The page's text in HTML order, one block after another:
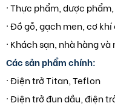
· Thực phẩm, dược
· Đồ gỗ, gạch men, cơ
· Khách sạn, nhà hàng
Các sản phẩm chính:
· Điện trở Titan, Teflon
· Điện trở đun dầu, điện